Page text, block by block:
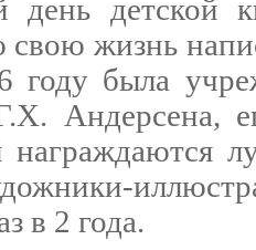
день детской
свою жизнь
году была
Андерсена,
награждаются
в 2 года.